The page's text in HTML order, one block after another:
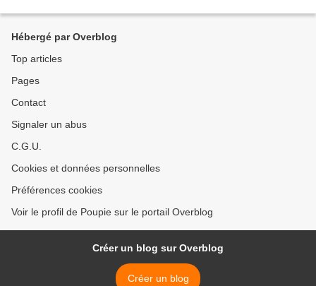
Hébergé par Overblog
Top articles
Pages
Contact
Signaler un abus
C.G.U.
Cookies et données personnelles
Préférences cookies
Voir le profil de Poupie sur le portail Overblog
Créer un blog sur Overblog
Créer un blog